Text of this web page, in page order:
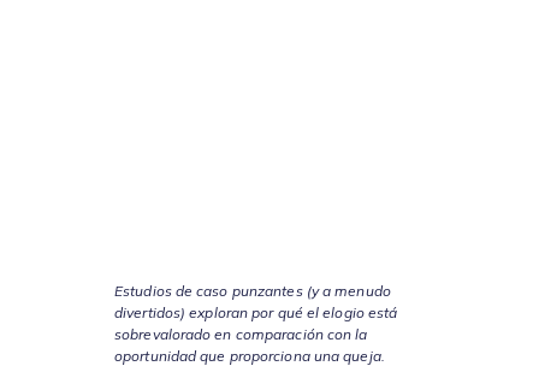
Estudios de caso punzantes (y a menudo
divertidos) exploran por qué el elogio está
sobrevalorado en comparación con la
oportunidad que proporciona una queja.